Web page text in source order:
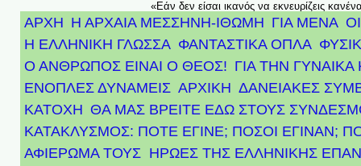
«Εάν δεν είσαι ικανός να εκνευρίζεις
ΑΡΧΗ Η ΑΡΧΑΙΑ ΜΕΣΣΗΝΗ-ΙΘΩΜΗ ΓΙΑ ΜΕΝΑ
Η ΕΛΛΗΝΙΚΗ ΓΛΩΣΣΑ ΦΑΝΤΑΣΤΙΚΑ ΟΠΛΑ
Ο ΑΝΘΡΩΠΟΣ ΕΙΝΑΙ Ο ΘΕΟΣ! ΓΙΑ ΤΗΝ ΓΥΝΑΙΚΑ
ΕΝΟΠΛΕΣ ΔΥΝΑΜΕΙΣ ΑΡΧΙΚΉ ΔΑΝΕΙΑΚΕΣ
ΚΑΤΟΧΗ ΘΑ ΜΑΣ ΒΡΕΙΤΕ ΕΔΩ ΣΤΟΥΣ
ΚΑΤΑΚΛΥΣΜΟΣ: ΠΟΤΕ ΕΓΙΝΕ; ΠΟΣΟΙ ΕΓΙΝΑΝ;
ΑΦΙΈΡΩΜΑ ΤΟΥΣ ΉΡΩΕΣ ΤΗΣ ΕΛΛΗΝΙΚΉΣ